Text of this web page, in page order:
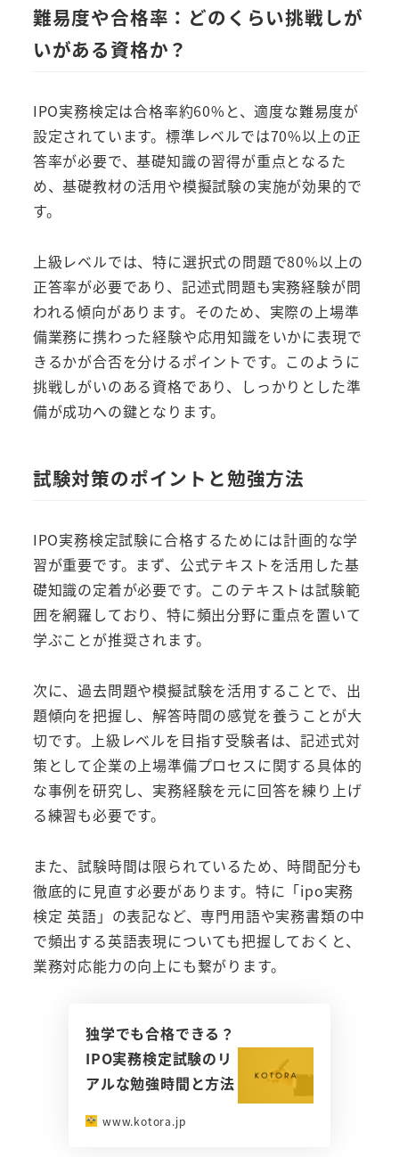
難易度や合格率：どのくらい挑戦しが
いがある資格か？
IPO実務検定は合格率約60%と、適度な難易度が
設定されています。標準レベルでは70%以上の正
答率が必要で、基礎知識の習得が重点となるた
め、基礎教材の活用や模擬試験の実施が効果的で
す。
上級レベルでは、特に選択式の問題で80%以上の
正答率が必要であり、記述式問題も実務経験が問
われる傾向があります。そのため、実際の上場準
備業務に携わった経験や応用知識をいかに表現で
きるかが合否を分けるポイントです。このように
挑戦しがいのある資格であり、しっかりとした準
備が成功への鍵となります。
試験対策のポイントと勉強方法
IPO実務検定試験に合格するためには計画的な学
習が重要です。まず、公式テキストを活用した基
礎知識の定着が必要です。このテキストは試験範
囲を網羅しており、特に頻出分野に重点を置いて
学ぶことが推奨されます。
次に、過去問題や模擬試験を活用することで、出
題傾向を把握し、解答時間の感覚を養うことが大
切です。上級レベルを目指す受験者は、記述式対
策として企業の上場準備プロセスに関する具体的
な事例を研究し、実務経験を元に回答を練り上げ
る練習も必要です。
また、試験時間は限られているため、時間配分も
徹底的に見直す必要があります。特に「ipo実務
検定 英語」の表記など、専門用語や実務書類の中
で頻出する英語表現についても把握しておくと、
業務対応能力の向上にも繋がります。
独学でも合格できる？
IPO実務検定試験のリ
アルな勉強時間と方法
www.kotora.jp